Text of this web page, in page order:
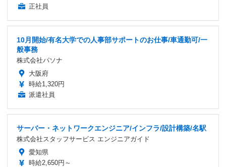
正社員
10月開始/有名大学での人事部サポートのお仕事/車通勤可/一
般事務
株式会社パソナ
大阪府
時給1,320円
派遣社員
サーバー・ネットワークエンジニア/インフラ/設計構築/名駅
株式会社スタッフサービス エンジニアガイド
愛知県
時給2,650円～